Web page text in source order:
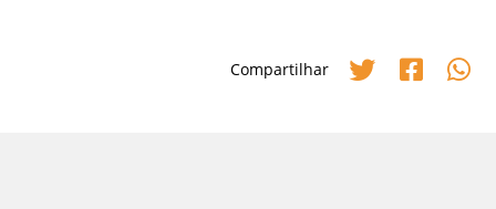
Compartilhar